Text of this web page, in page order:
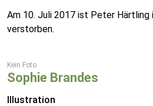
Am 10. Juli 2017 ist Peter Härtling
verstorben.
Kein Foto
Sophie Brandes
Illustration